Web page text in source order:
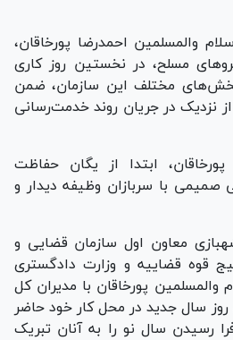
والمسلمین احمدرضا پورخاقان،
مسلح، در نخستین روز کاری
در بخش‌های مختلف این سازمان، ضمن
از نزدیک در جریان روند خدمت‌رسانی
ابتدا از یگان حفاظت
صمیمی با سربازان وظیفه دیدار و
معاون اول سازمان قضایی و
قوه قضاییه و وزارت دادگستری
پورخاقان با مدیران کل
سال جدید در محل کار خود حاضر
رسیدن سال نو را به آنان تبریک